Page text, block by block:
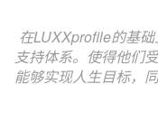
在LUXXprofile的基
支持体系。使得他们
能够实现人生目标，